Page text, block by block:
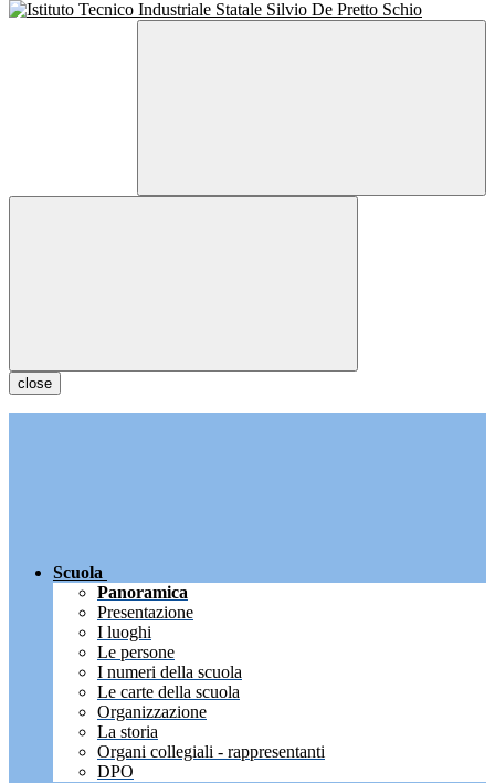
close
Scuola
Panoramica
Presentazione
I luoghi
Le persone
I numeri della scuola
Le carte della scuola
Organizzazione
La storia
Organi collegiali - rappresentanti
DPO